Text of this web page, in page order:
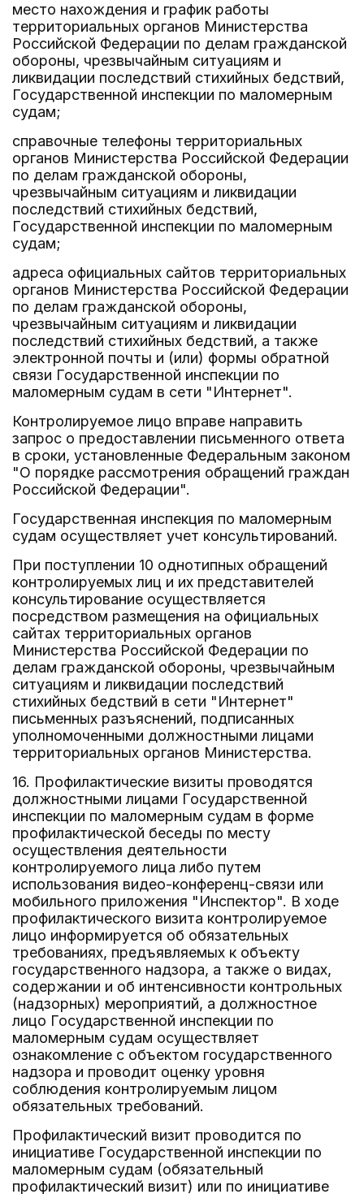
место нахождения и график работы
территориальных органов Министерства
Российской Федерации по делам гражданской
обороны, чрезвычайным ситуациям и
ликвидации последствий стихийных бедствий,
Государственной инспекции по маломерным
судам;
справочные телефоны территориальных
органов Министерства Российской Федерации
по делам гражданской обороны,
чрезвычайным ситуациям и ликвидации
последствий стихийных бедствий,
Государственной инспекции по маломерным
судам;
адреса официальных сайтов территориальных
органов Министерства Российской Федерации
по делам гражданской обороны,
чрезвычайным ситуациям и ликвидации
последствий стихийных бедствий, а также
электронной почты и (или) формы обратной
связи Государственной инспекции по
маломерным судам в сети "Интернет".
Контролируемое лицо вправе направить
запрос о предоставлении письменного ответа
в сроки, установленные Федеральным законом
"О порядке рассмотрения обращений граждан
Российской Федерации".
Государственная инспекция по маломерным
судам осуществляет учет консультирований.
При поступлении 10 однотипных обращений
контролируемых лиц и их представителей
консультирование осуществляется
посредством размещения на официальных
сайтах территориальных органов
Министерства Российской Федерации по
делам гражданской обороны, чрезвычайным
ситуациям и ликвидации последствий
стихийных бедствий в сети "Интернет"
письменных разъяснений, подписанных
уполномоченными должностными лицами
территориальных органов Министерства.
16. Профилактические визиты проводятся
должностными лицами Государственной
инспекции по маломерным судам в форме
профилактической беседы по месту
осуществления деятельности
контролируемого лица либо путем
использования видео-конференц-связи или
мобильного приложения "Инспектор". В ходе
профилактического визита контролируемое
лицо информируется об обязательных
требованиях, предъявляемых к объекту
государственного надзора, а также о видах,
содержании и об интенсивности контрольных
(надзорных) мероприятий, а должностное
лицо Государственной инспекции по
маломерным судам осуществляет
ознакомление с объектом государственного
надзора и проводит оценку уровня
соблюдения контролируемым лицом
обязательных требований.
Профилактический визит проводится по
инициативе Государственной инспекции по
маломерным судам (обязательный
профилактический визит) или по инициативе